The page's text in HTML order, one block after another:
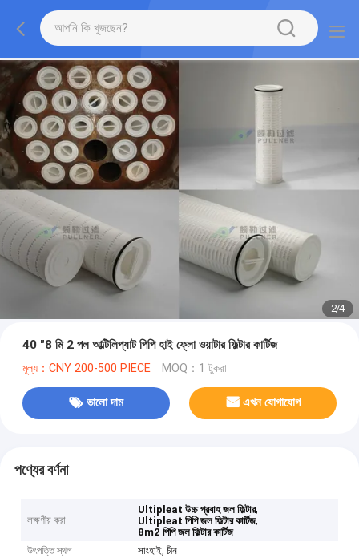
2/4
40 "8 মি 2 পল আল্টিলিপ্যাট পিপি হাই ফ্লো ওয়াটার ফিল্টার কার্টিজ
মূল্য：CNY 200-500 PIECE MOQ：1 টুকরা
ভালো দাম এখন যোগাযোগ
পণ্যের বর্ণনা
লক্ষণীয় করা
Ultipleat উচ্চ প্রবাহ জল ফিল্টার,
Ultipleat পিপি জল ফিল্টার কার্টিজ,
8m2 পিপি জল ফিল্টার কার্টিজ
উৎপত্তি স্থল
সাংহাই, চীন